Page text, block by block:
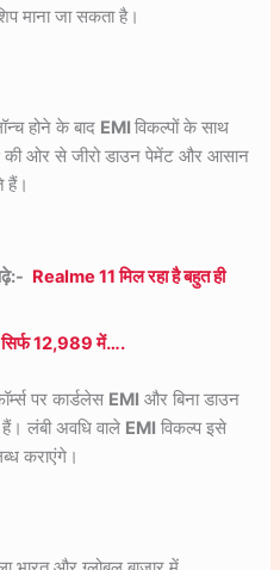
माना जा सकता है।
होने के बाद EMIविकल्पों के साथ
की ओर से जीरो डाउन पेमेंट और आसान
हैं।
Realme 11 मिल रहा है बहुत ही
सिर्फ 12,989 में….
पर कार्डलेस EMI और बिना डाउन
लंबी अवधि वाले EMI विकल्प इसे
कराएंगे।